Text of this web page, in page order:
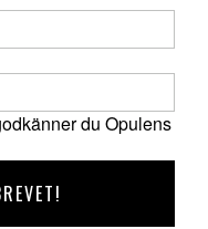
du Opulens